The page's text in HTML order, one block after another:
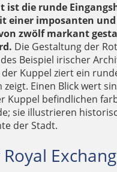
ist die runde
einer imposanten
zwölf markant
Die Gestaltung der
Beispiel irischer
Kuppel ziert ein
zeigt. Einen Blick wert
Kuppel befindlichen
sie illustrieren
der Stadt.